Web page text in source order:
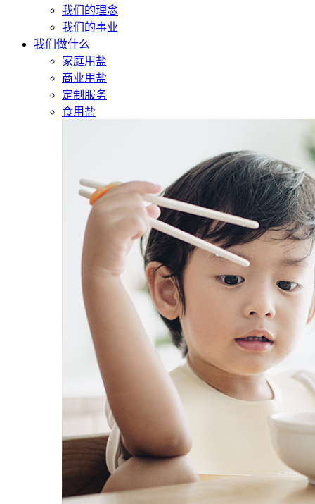
我们的理念
我们的事业
我们做什么
家庭用盐
商业用盐
定制服务
食用盐